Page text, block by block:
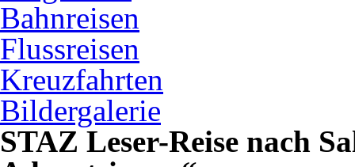
Bahnreisen
Flussreisen
Kreuzfahrten
Bildergalerie
STAZ Leser-Reise nach